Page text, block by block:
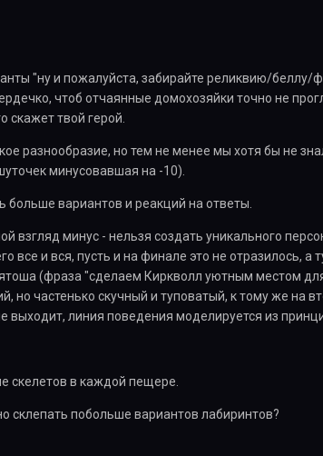
"ну и пожалуйста, забирайте реликвию/беллу/
чтоб отчаянные домохозяйки точно не
скажет твой герой.
разнообразие, но тем не менее мы хотя бы не
минусовавшая на -10).
больше вариантов и реакций на ответы.
взгляд минус - нельзя создать уникального
все и вся, пусть и на финале это не отразилось, а
(фраза "сделаем Киркволл уютным местом
но частенько скучный и туповатый, к тому же на
выходит, линия поведения моделируется из
скелетов в каждой пещере.
склепать побольше вариантов лабиринтов?